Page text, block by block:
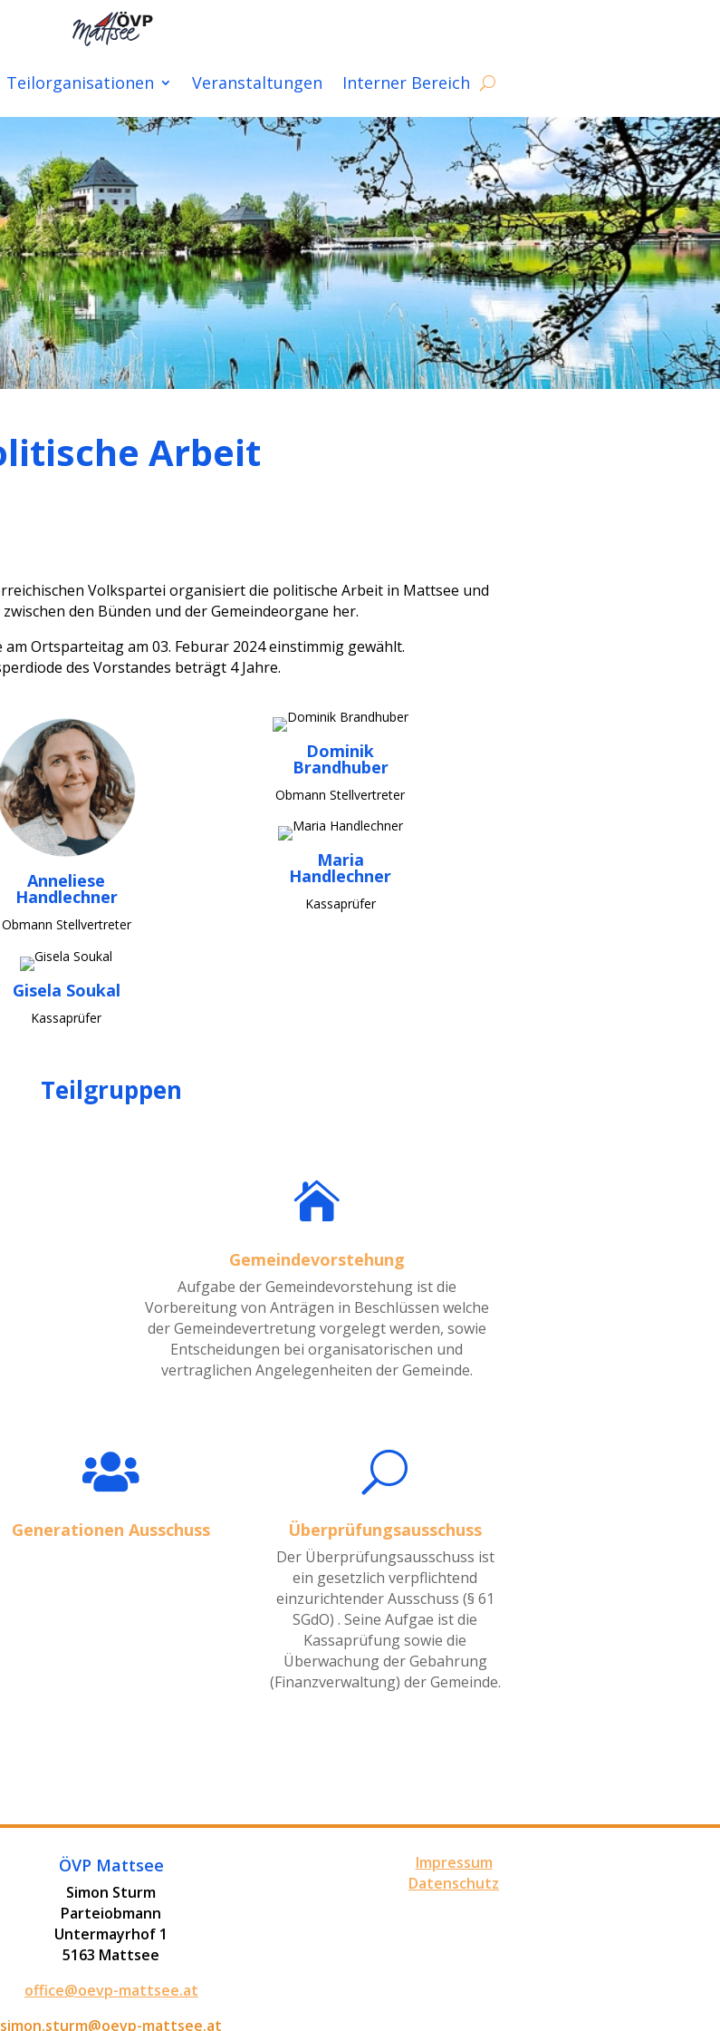
Teilorganisationen Veranstaltungen Interner Bereich
Arbeit
Volkspartei organisiert die politische Arbeit in Mattsee und
den Bünden und der Gemeindeorgane her.
Ortsparteitag am 03. Feburar 2024 einstimmig gewählt.
des Vorstandes beträgt 4 Jahre.
Anneliese
Handlechner
Obmann Stellvertreter
Gisela Soukal
Kassaprüfer
Dominik
Brandhuber
Obmann Stellvertreter
Maria
Handlechner
Kassaprüfer
Teilgruppen

Gemeindevorstehung
Aufgabe der Gemeindevorstehung ist die
Vorbereitung von Anträgen in Beschlüssen welche
der Gemeindevertretung vorgelegt werden, sowie
Entscheidungen bei organisatorischen und
vertraglichen Angelegenheiten der Gemeinde.

Generationen Ausschuss
U
Überprüfungsausschuss
Der Überprüfungsausschuss ist
ein gesetzlich verpflichtend
einzurichtender Ausschuss (§ 61
SGdO) . Seine Aufgae ist die
Kassaprüfung sowie die
Überwachung der Gebahrung
(Finanzverwaltung) der Gemeinde.
ÖVP Mattsee
Simon Sturm
Parteiobmann
Untermayrhof 1
5163 Mattsee
office@oevp-mattsee.at
simon.sturm@oevp-mattsee.at
Impressum
Datenschutz